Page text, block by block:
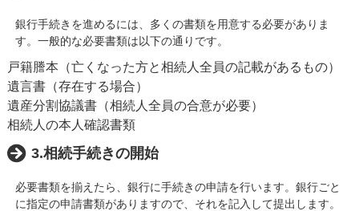
銀行手続きを進めるには、多くの書類を用意する必要がありま
す。一般的な必要書類は以下の通りです。
戸籍謄本（亡くなった方と相続人全員の記載があるもの）
遺言書（存在する場合）
遺産分割協議書（相続人全員の合意が必要）
相続人の本人確認書類
3.相続手続きの開始
必要書類を揃えたら、銀行に手続きの申請を行います。銀行ごと
に指定の申請書類がありますので、それを記入して提出します。